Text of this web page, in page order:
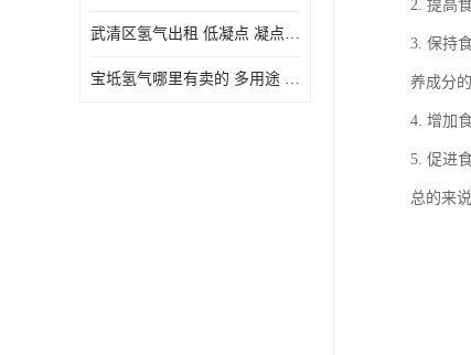
武清区氢气出租 低凝点 凝点为-259
宝坻氢气哪里有卖的 多用途 可以在空气中上升
2. 提高
3. 保持
养成分的
4. 增加
5. 促进
总的来